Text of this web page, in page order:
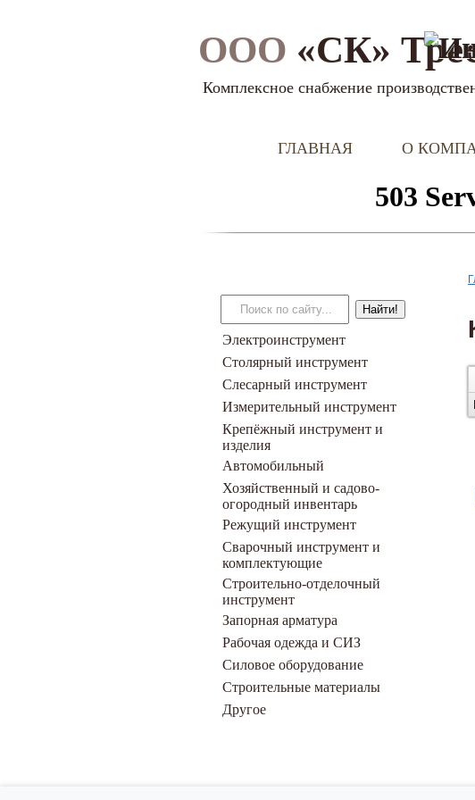
ООО «СК»
Комплексное снабжение
ГЛАВНАЯ О
Электроинструмент
Столярный инструмент
Слесарный инструмент
Измерительный инструмент
Крепёжный инструмент и
изделия
Автомобильный
Хозяйственный и садово-
огородный инвентарь
Режущий инструмент
Сварочный инструмент и
комплектующие
Строительно-отделочный
инструмент
Запорная арматура
Рабочая одежда и СИЗ
Силовое оборудование
Строительные материалы
Другое